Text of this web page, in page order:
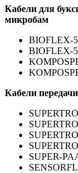
Кабели для
микробам
BIOFLEX-
BIOFLEX-
Кабели
SUPER-